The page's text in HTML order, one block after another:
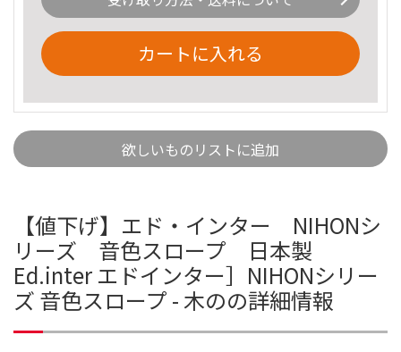
カートに入れる
欲しいものリストに追加
【値下げ】エド・インター NIHONシ
リーズ 音色スロープ 日本製
Ed.inter エドインター］NIHONシリー
ズ 音色スロープ - 木のの詳細情報